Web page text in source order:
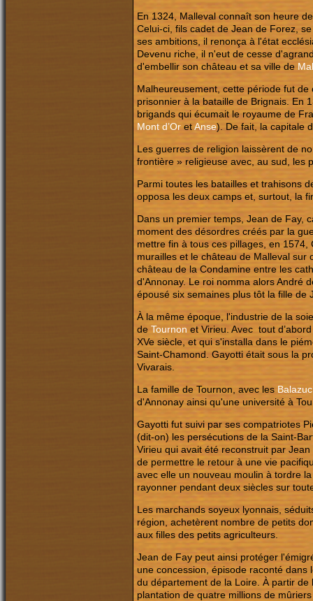
En 1324, Malleval connaît son heure
Celui-ci, fils cadet de Jean de Forez,
ses ambitions, il renonça à l'état
Devenu riche, il n'eut de cesse
d'embellir son château et sa ville de
Malheureusement, cette période fut
prisonnier à la bataille de Brignais. En
brigands qui écumait le royaume de
Mont d’Or etAnse). De fait, la capitale
Les guerres de religion laissèrent de
frontière » religieuse avec, au sud, les
Parmi toutes les batailles et trahisons
opposa les deux camps et, surtout, la
Dans un premier temps, Jean de Fay,
moment des désordres créés par la
mettre fin à tous ces pillages, en
murailles et le château de Malleval
château de la Condamine entre les
d'Annonay. Le roi nomma alors André
épousé six semaines plus tôt la fille de
À la même époque, l'industrie de la
de Tournon et Virieu. Avec tout
XVe siècle, et qui s'installa dans le
Saint-Chamond. Gayotti était sous la
Vivarais.
La famille de Tournon, avec les Balazuc
d'Annonay ainsi qu'une université à
Gayotti fut suivi par ses compatriotes
(dit-on) les persécutions de la Saint-
Virieu qui avait été reconstruit par
de permettre le retour à une vie
avec elle un nouveau moulin à tordre
rayonner pendant deux siècles sur
Les marchands soyeux lyonnais,
région, achetèrent nombre de petits
aux filles des petits agriculteurs.
Jean de Fay peut ainsi protéger
une concession, épisode raconté
du département de la Loire. À partir
plantation de quatre millions de